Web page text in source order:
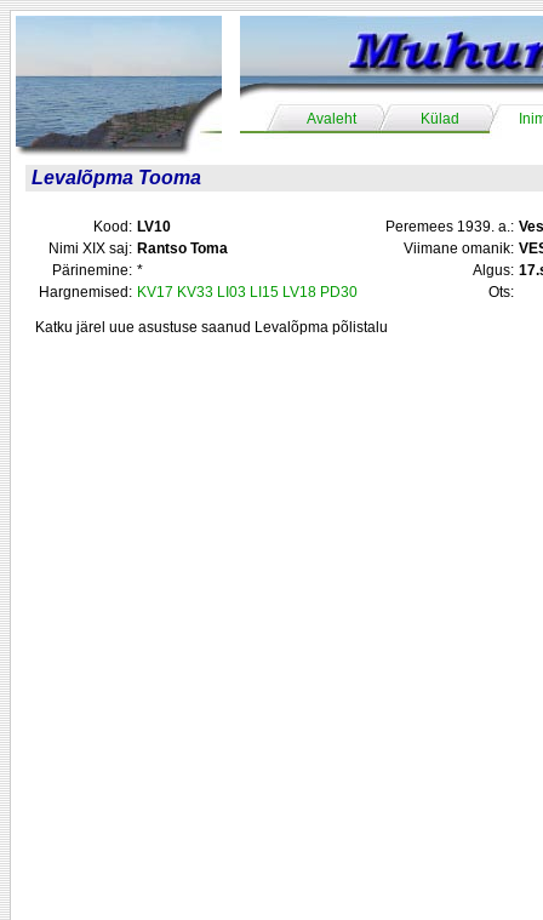
Avaleht Külad
Levalõpma Tooma
Kood: LV10 Peremees 1939. a.:
Nimi XIX saj: Rantso Toma Viimane omanik:
Pärinemine: * Algus:
Hargnemised: KV17 KV33 LI03 LI15 LV18 PD30 Ots:
Katku järel uue asustuse saanud Levalõpma põlistalu